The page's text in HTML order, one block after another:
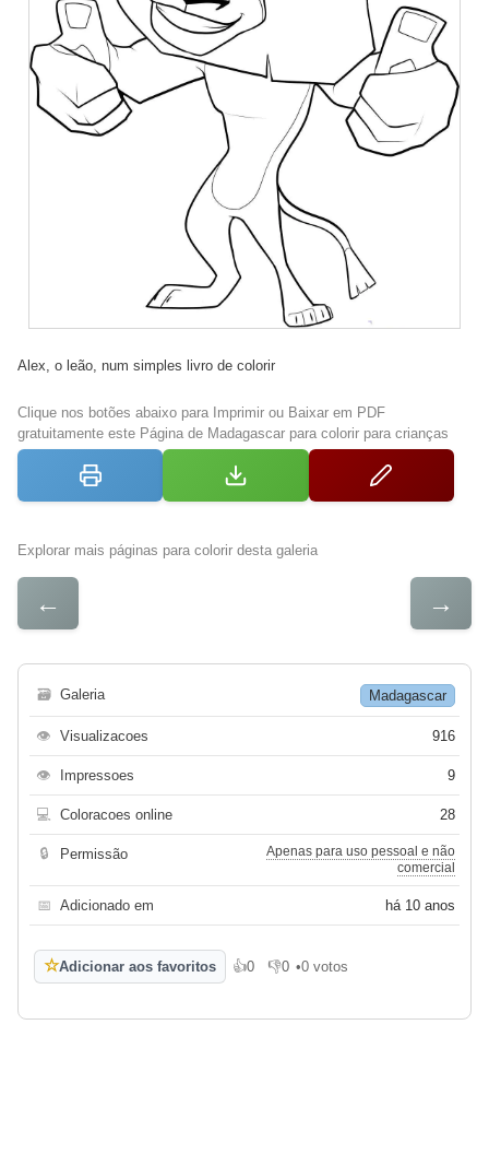
Alex, o leão, num simples livro de colorir
Clique nos botões abaixo para Imprimir ou Baixar em PDF
gratuitamente este Página de Madagascar para colorir para crianças
Explorar mais páginas para colorir desta galeria
← →
🗃 Galeria Madagascar
👁 Visualizacoes 916
👁 Impressoes 9
💻 Coloracoes online 28
🔒 Permissão
Apenas para uso pessoal e não
comercial
📅 Adicionado em há 10 anos
☆Adicionar aos favoritos 👍0
Gosto 👎0
Não gosto
•0 votos